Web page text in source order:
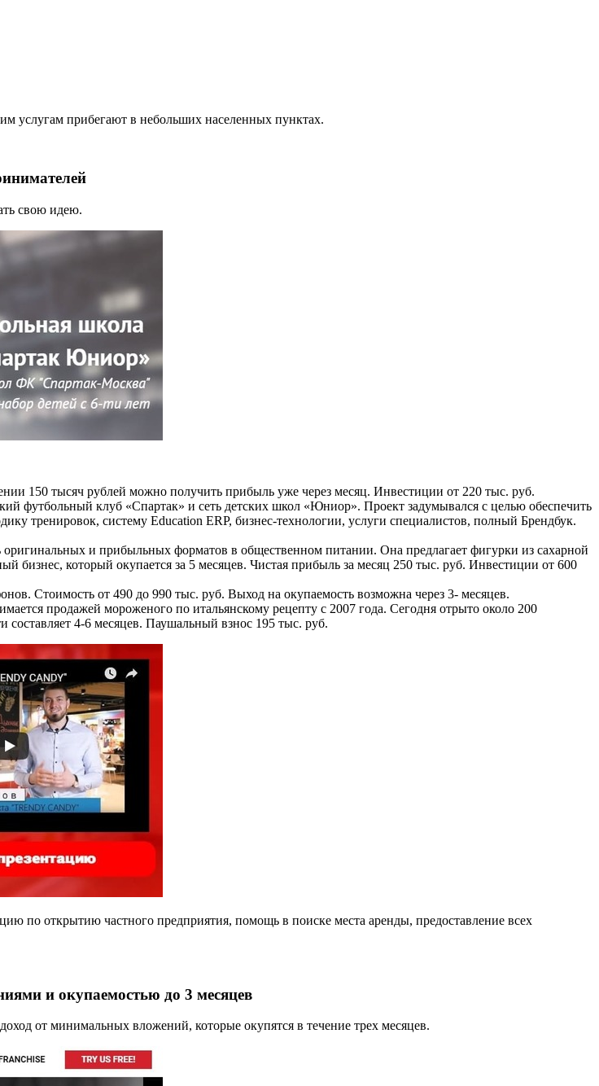
услугам прибегают в небольших населенных пунктах.
свою идею.
150 тысяч рублей можно получить прибыль уже через месяц. Инвестиции от 220 тыс. руб.
футбольный клуб «Спартак» и сеть детских школ «Юниор». Проект задумывался с целью обеспечить
тренировок, систему Education ERP, бизнес-технологии, услуги специалистов, полный Брендбук.
оригинальных и прибыльных форматов в общественном питании. Она предлагает фигурки из сахарной
который окупается за 5 месяцев. Чистая прибыль за месяц 250 тыс. руб. Инвестиции от 600
Стоимость от 490 до 990 тыс. руб. Выход на окупаемость возможна через 3- месяцев.
продажей мороженого по итальянскому рецепту с 2007 года. Сегодня отрыто около 200
составляет 4-6 месяцев. Паушальный взнос 195 тыс. руб.
по открытию частного предприятия, помощь в поиске места аренды, предоставление всех
и окупаемостью до 3 месяцев
от минимальных вложений, которые окупятся в течение трех месяцев.